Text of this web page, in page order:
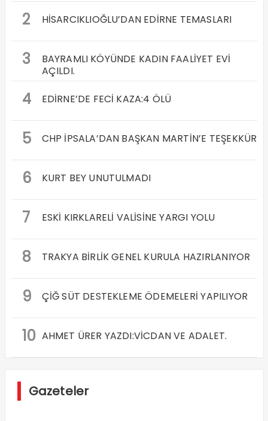
2 HİSARCIKLIOĞLU’DAN EDİRNE TEMASLARI
3
BAYRAMLI KÖYÜNDE KADIN FAALİYET EVİ
AÇILDI.
4 EDİRNE’DE FECİ KAZA:4 ÖLÜ
5 CHP İPSALA’DAN BAŞKAN MARTİN’E TEŞEKKÜR
6 KURT BEY UNUTULMADI
7 ESKİ KIRKLARELİ VALİSİNE YARGI YOLU
8 TRAKYA BİRLİK GENEL KURULA HAZIRLANIYOR
9 ÇİĞ SÜT DESTEKLEME ÖDEMELERİ YAPILIYOR
10 AHMET ÜRER YAZDI:VİCDAN VE ADALET.
Gazeteler